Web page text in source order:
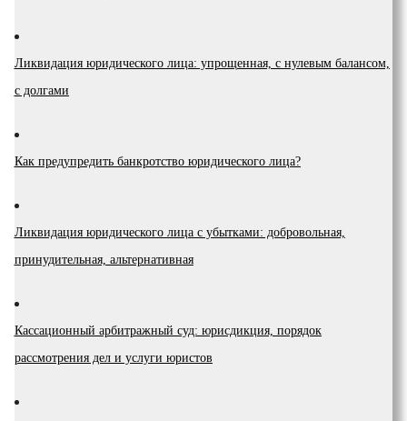
Ликвидация юридического лица: упрощенная, с нулевым балансом,
с долгами
Как предупредить банкротство юридического лица?
Ликвидация юридического лица с убытками: добровольная,
принудительная, альтернативная
Кассационный арбитражный суд: юрисдикция, порядок
рассмотрения дел и услуги юристов